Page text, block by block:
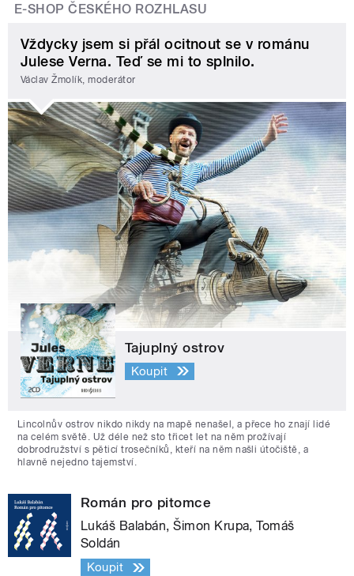
E-SHOP ČESKÉHO ROZHLASU
Vždycky jsem si přál ocitnout se v románu
Julese Verna. Teď se mi to splnilo.
Václav Žmolík, moderátor
Tajuplný ostrov
Koupit
Lincolnův ostrov nikdo nikdy na mapě nenašel, a přece ho znají lidé
na celém světě. Už déle než sto třicet let na něm prožívají
dobrodružství s pěticí trosečníků, kteří na něm našli útočiště, a
hlavně nejedno tajemství.
Román pro pitomce
Lukáš Balabán, Šimon Krupa, Tomáš
Soldán
Koupit